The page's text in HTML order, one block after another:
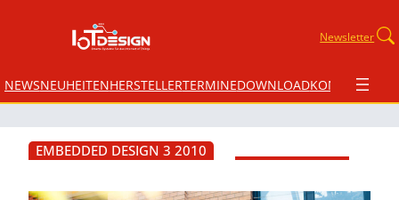
Newsletter
NEWSNEUHEITENHERSTELLERTERMINEDOWNLOADKONTAKT
EMBEDDED DESIGN 3 2010